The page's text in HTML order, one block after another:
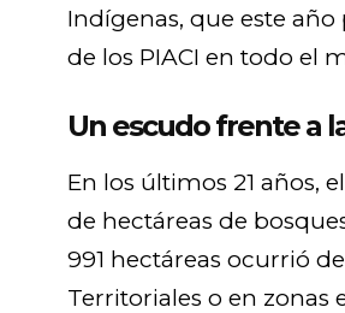
Indígenas, que este
de los PIACI en todo el
Un escudo frente a
En los últimos 21 años,
de hectáreas de
991 hectáreas ocurrió
Territoriales o en